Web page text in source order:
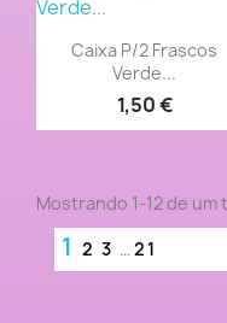
Vista rápida
Caixa P/2 Frascos
Verde...
1,50 €
Mostrando 1-12 de
1 2 3 … 21